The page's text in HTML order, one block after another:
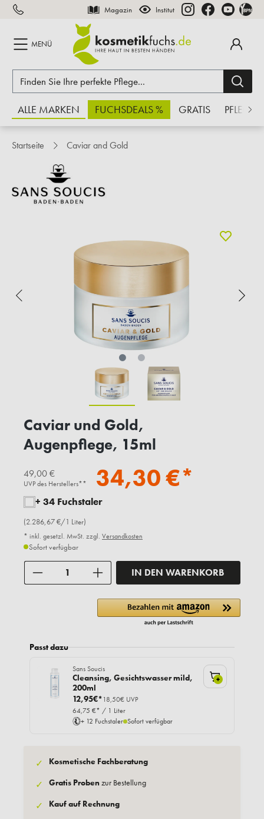
springen Magazin Institut
MENÜ
ALLE MARKEN FUCHSDEALS % GRATIS PFLEGE
Startseite Caviar and Gold
Caviar und Gold,
Augenpflege, 15ml
49,00 €
UVP des Herstellers** 34,30 €*
+ 34 Fuchstaler
(2.286,67 €/1 Liter)
* inkl. gesetzl. MwSt. zzgl. Versandkosten
Sofort verfügbar
IN DEN WARENKORB
Passt dazu
Sans Soucis
Cleansing, Gesichtswasser mild,
200ml
12,95€*18,50€ UVP
64,75 €* / 1 Liter
+ 12 Fuchstaler Sofort verfügbar
+
✓ Kosmetische Fachberatung
✓ Gratis Probenzur Bestellung
✓ Kauf auf Rechnung